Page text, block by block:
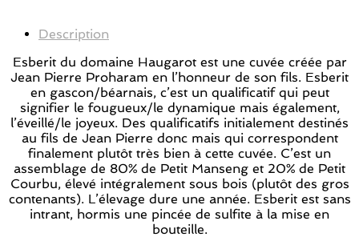
Description
Esberit du domaine Haugarot est une cuvée créée par
Jean Pierre Proharam en l’honneur de son fils. Esberit
en gascon/béarnais, c’est un qualificatif qui peut
signifier le fougueux/le dynamique mais également,
l’éveillé/le joyeux. Des qualificatifs initialement destinés
au fils de Jean Pierre donc mais qui correspondent
finalement plutôt très bien à cette cuvée. C’est un
assemblage de 80% de Petit Manseng et 20% de Petit
Courbu, élevé intégralement sous bois (plutôt des gros
contenants). L’élevage dure une année. Esberit est sans
intrant, hormis une pincée de sulfite à la mise en
bouteille.